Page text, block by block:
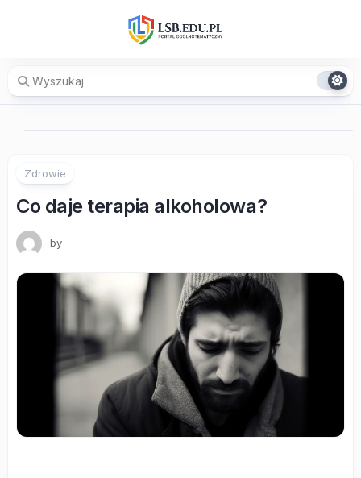
Zdrowie
Co daje terapia alkoholowa?
by